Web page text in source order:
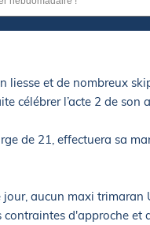
liesse et de nombreux
célébrer l’acte 2 de son
de 21, effectuera sa
jour, aucun maxi trimaran
d'approche et